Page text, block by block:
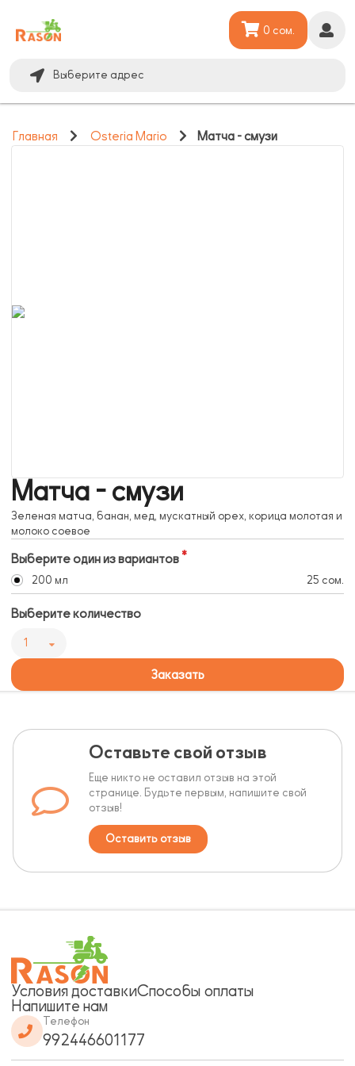
Выберите адрес
0 сом.
Главная Osteria Mario Матча - смузи
Матча - смузи
Зеленая матча, банан, мед, мускатный орех, корица молотая и
молоко соевое
Выберите один из вариантов
200 мл 25 сом.
Выберите количество
1
Заказать
Оставьте свой отзыв
Еще никто не оставил отзыв на этой
странице. Будьте первым, напишите свой
отзыв!
Оставить отзыв
Условия доставкиСпособы оплаты
Напишите нам
Телефон
992446601177